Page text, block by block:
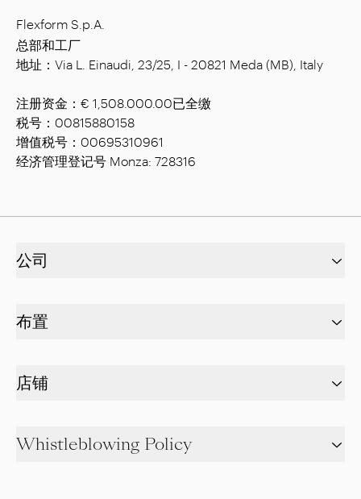
Flexform S.p.A.
总部和工厂
地址：Via L. Einaudi, 23/25, I - 20821 Meda (MB), Italy
注册资金：€ 1,508.000.00已全缴
税号：00815880158
增值税号：00695310961
经济管理登记号 Monza: 728316
公司
布置
店铺
Whistleblowing Policy